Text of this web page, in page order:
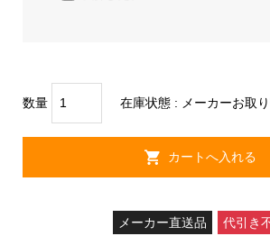
数量 在庫状態 : メーカーお取
メーカー直送品
代引き